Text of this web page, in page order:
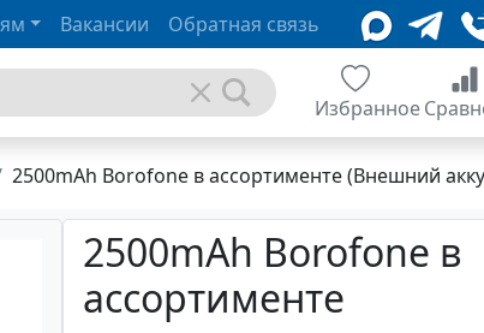
Вакансии Обратная связь
Избранное
2500mAh Borofone в ассортименте (Внешний
2500mAh Borofone в
ассортименте